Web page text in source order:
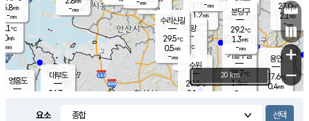
의도
℃
m/s
mm
영흥도
27.5℃
1.2m/s
- mm
용인
27.6℃
0.4m/s
27.0℃
2.1m/s
-mm
대부도
26.7
의왕
- ℃
m/s
mm
-mm
mm
-mm
-mm
기흥구갈
28.7℃
1.4m/s
-
수리산길
29.5℃
0.5m/s
-mm
분당구
29.2℃
1.3m/s
-mm
5.8m/s
-mm
수원
29.6℃
2.1 m/s
-mm
+
−
20 km
요소